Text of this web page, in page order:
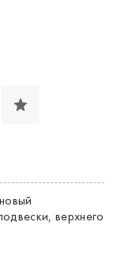
верхнего